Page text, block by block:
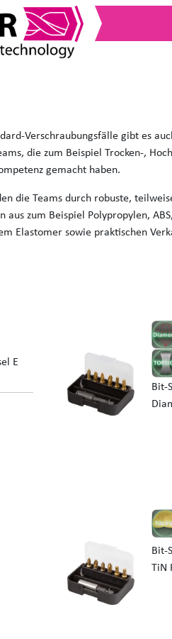
Verschraubungsfälle gibt es
die zum Beispiel Trocken-,
gemacht haben.
die Teams durch robuste,
aus zum Beispiel Polypropylen,
Elastomer sowie praktischen
E
Bit-
Bit-
TiN